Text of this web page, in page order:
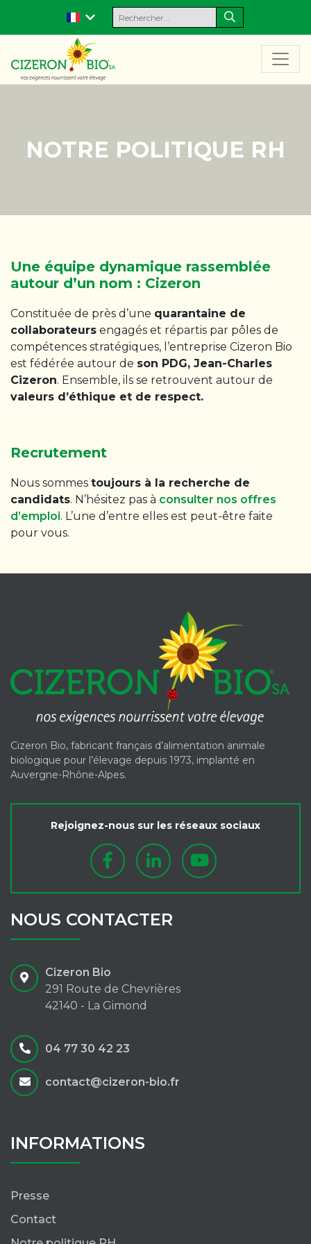
NOTRE POLITIQUE RH
Une équipe dynamique rassemblée
autour d’un nom : Cizeron
Constituée de près d’une quarantaine de
collaborateurs engagés et répartis par pôles de
compétences stratégiques, l’entreprise Cizeron Bio
est fédérée autour de son PDG, Jean-Charles
Cizeron. Ensemble, ils se retrouvent autour de
valeurs d’éthique et de respect.
Recrutement
Nous sommes toujours à la recherche de
candidats. N’hésitez pas à consulter nos offres
d’emploi. L’une d’entre elles est peut-être faite
pour vous.
Cizeron Bio, fabricant français d’alimentation animale
biologique pour l’élevage depuis 1973, implanté en
Auvergne-Rhône-Alpes.
Rejoignez-nous sur les réseaux sociaux
NOUS CONTACTER
Cizeron Bio
291 Route de Chevrières
42140 - La Gimond
04 77 30 42 23
contact@cizeron-bio.fr
INFORMATIONS
Presse
Contact